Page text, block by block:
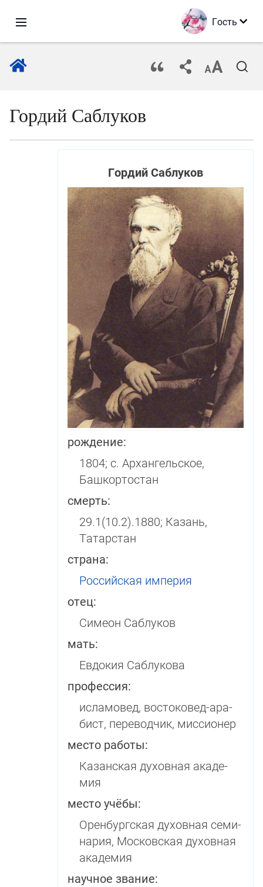
Гость
Гордий Саблуков
Гордий Саблуков
рождение:
1804; с. Архангельское,
Башкортостан
смерть:
29.1(10.2).1880; Ка­зань,
Татарстан
страна:
Российская империя
отец:
Симеон Саблуков
мать:
Евдокия Саблукова
профессия:
исламовед, востоковед-ара­­
бист, переводчик, миссионер
место работы:
Казанская духовная ака­де­
мия
место учёбы:
Оренбургская духовная се­ми­
на­рия, Московская ду­хов­ная
академия
научное звание: